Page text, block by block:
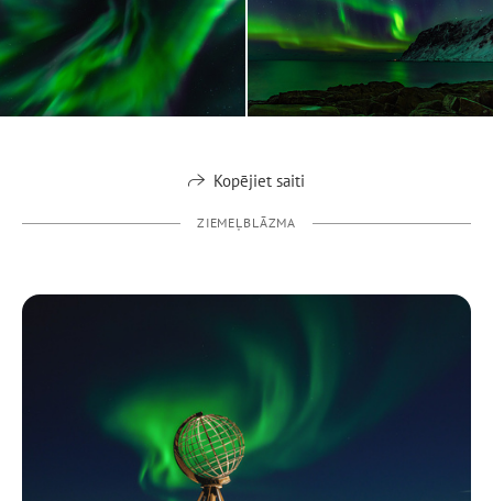
Kopējiet saiti
ZIEMEĻBLĀZMA